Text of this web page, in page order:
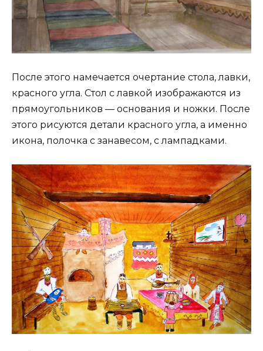
После этого намечается очертание стола, лавки,
красного угла. Стол с лавкой изображаются из
прямоугольников — основания и ножки. После
этого рисуются детали красного угла, а именно
икона, полочка с занавесом, с лампадками.